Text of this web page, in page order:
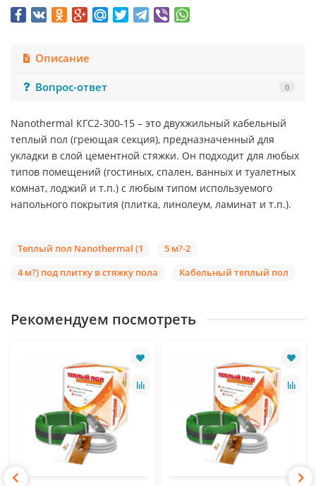
Описание
Вопрос-ответ
0
Nanothermal КГС2-300-15 – это двухжильный кабельный
теплый пол (греющая секция), предназначенный для
укладки в слой цементной стяжки. Он подходит для любых
типов помещений (гостиных, спален, ванных и туалетных
комнат, лоджий и т.п.) с любым типом используемого
напольного покрытия (плитка, линолеум, ламинат и т.п.).
Теплый пол Nanothermal (1
5 м?-2
4 м?) под плитку в стяжку пола
Кабельный теплый пол
Рекомендуем посмотреть